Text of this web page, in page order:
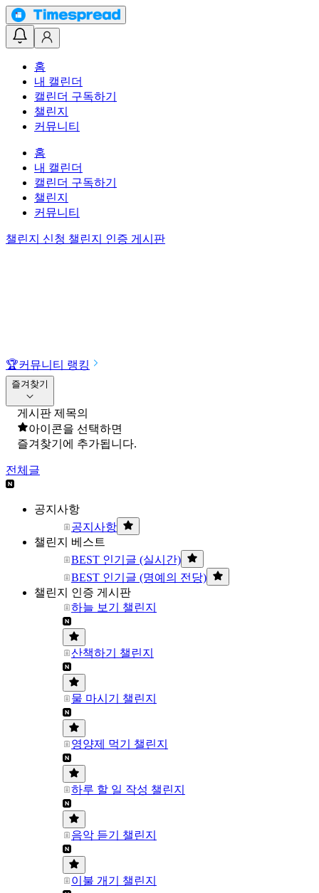
홈
내 캘린더
캘린더 구독하기
챌린지
커뮤니티
홈
내 캘린더
캘린더 구독하기
챌린지
커뮤니티
챌린지 신청 챌린지 인증 게시판
🏆커뮤니티 랭킹
즐겨찾기
게시판 제목의
아이콘을 선택하면
즐겨찾기에 추가됩니다.
전체글
공지사항
공지사항
챌린지 베스트
BEST 인기글 (실시간)
BEST 인기글 (명예의 전당)
챌린지 인증 게시판
하늘 보기 챌린지
산책하기 챌린지
물 마시기 챌린지
영양제 먹기 챌린지
하루 할 일 작성 챌린지
음악 듣기 챌린지
이불 개기 챌린지